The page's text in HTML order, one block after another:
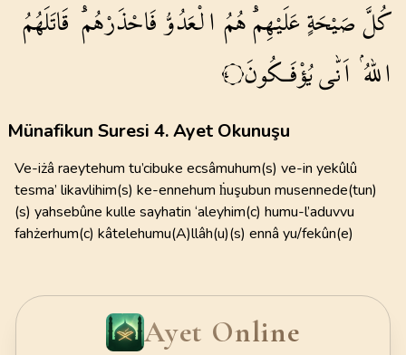
كُلَّصَيْحَةٍعَلَيْهِمْۜهُمُالْعَدُوُّفَاحْذَرْهُمْۜ قَاتَلَهُمُ
اللّٰهُۘ اَنّٰىيُؤْفَـكُونَ ٤
Münafikun Suresi 4. Ayet Okunuşu
Ve-iżâ raeytehum tu’cibuke ecsâmuhum(s) ve-in yekûlû
tesma’ likavlihim(s) ke-ennehum ḣuşubun musennede(tun)
(s) yahsebûne kulle sayhatin ‘aleyhim(c) humu-l’aduvvu
fahżerhum(c) kâtelehumu(A)llâh(u)(s) ennâ yu/fekûn(e)
Ayet Online